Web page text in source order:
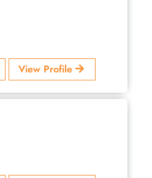
View Profile